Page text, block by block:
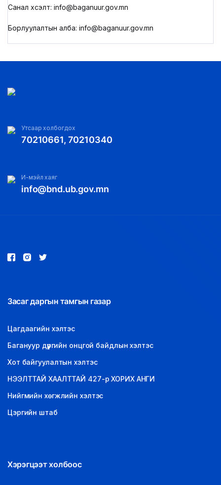
Санал хүсэлт: info@baganuur.gov.mn
Борлуулалтын алба: info@baganuur.gov.mn
Утсаар холбогдох
70210661, 70210340
И-мэйл хаяг
info@bnd.ub.gov.mn
Засаг даргын тамгын газар
Цагдаагийн хэлтэс
Багануур дүүргийн онцгой байдлын хэлтэс
Хот байгуулалтын хэлтэс
НЭЭЛТТАЙ ХААЛТТАЙ 427-р ХОРИХ АНГИ
Нийгмийн хөгжлийн хэлтэс
Цэргийн штаб
Хэрэгцээт холбоос